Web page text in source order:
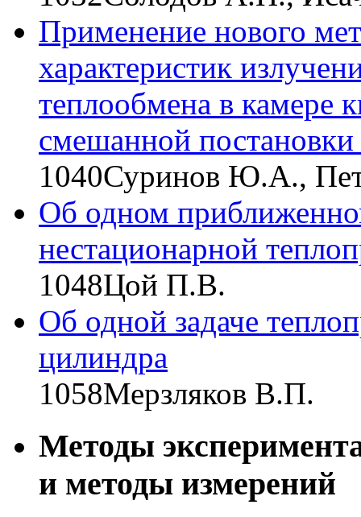
Применение нового
характеристик
теплообмена в камере
смешанной постановки
1040Суринов Ю.А.,
Об одном
нестационарной
1048Цой П.В.
Об одной задаче
цилиндра
1058Мерзляков В.П.
Методы
и методы измерений